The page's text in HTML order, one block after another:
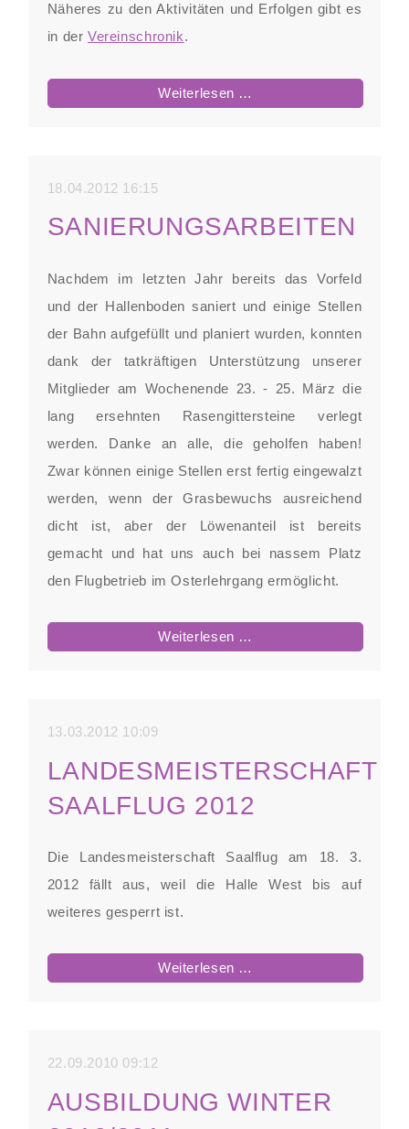
Näheres zu den Aktivitäten und Erfolgen gibt es
in derVereinschronik.
Weiterlesen …
18.04.2012 16:15
SANIERUNGSARBEITEN
Nachdem im letzten Jahr bereits das Vorfeld
und der Hallenboden saniert und einige Stellen
der Bahn aufgefüllt und planiert wurden, konnten
dank der tatkräftigen Unterstützung unserer
Mitglieder am Wochenende 23. - 25. März die
lang ersehnten Rasengittersteine verlegt
werden. Danke an alle, die geholfen haben!
Zwar können einige Stellen erst fertig eingewalzt
werden, wenn der Grasbewuchs ausreichend
dicht ist, aber der Löwenanteil ist bereits
gemacht und hat uns auch bei nassem Platz
den Flugbetrieb im Osterlehrgang ermöglicht.
Weiterlesen …
13.03.2012 10:09
LANDESMEISTERSCHAFT
SAALFLUG 2012
Die Landesmeisterschaft Saalflug am 18. 3.
2012 fällt aus, weil die Halle West bis auf
weiteres gesperrt ist.
Weiterlesen …
22.09.2010 09:12
AUSBILDUNG WINTER